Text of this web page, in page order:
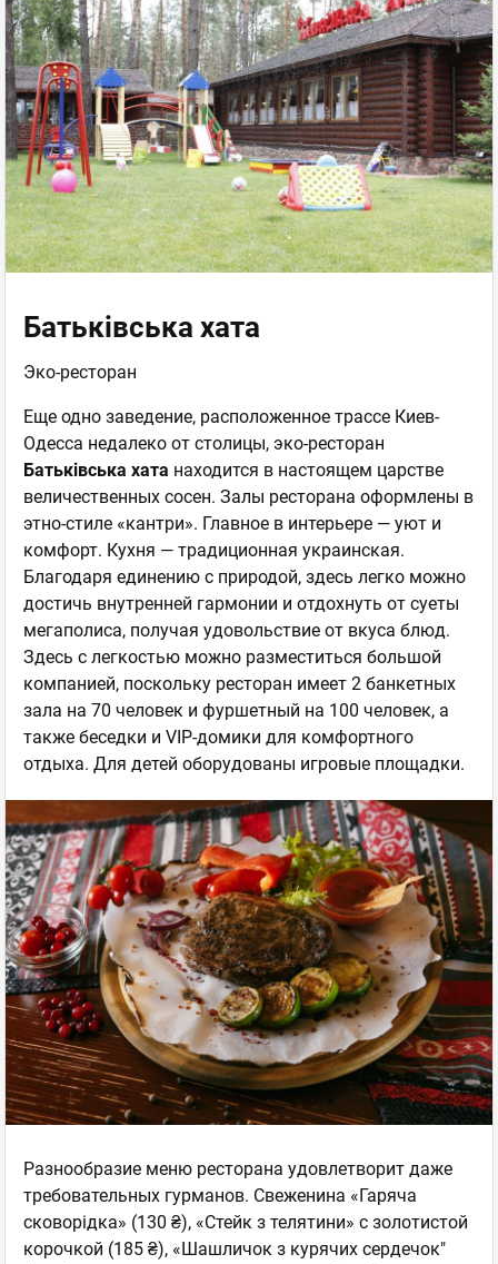
Батьківська хата
Эко-ресторан
Еще одно заведение, расположенное трассе Киев-
Одесса недалеко от столицы, эко-ресторан
Батьківська хата находится в настоящем царстве
величественных сосен. Залы ресторана оформлены в
этно-стиле «кантри». Главное в интерьере — уют и
комфорт. Кухня — традиционная украинская.
Благодаря единению с природой, здесь легко можно
достичь внутренней гармонии и отдохнуть от суеты
мегаполиса, получая удовольствие от вкуса блюд.
Здесь с легкостью можно разместиться большой
компанией, поскольку ресторан имеет 2 банкетных
зала на 70 человек и фуршетный на 100 человек, а
также беседки и VIP-домики для комфортного
отдыха. Для детей оборудованы игровые площадки.
Разнообразие меню ресторана удовлетворит даже
требовательных гурманов. Свеженина «Гаряча
сковорідка» (130 ₴), «Стейк з телятини» с золотистой
корочкой (185 ₴), «Шашличок з курячих сердечок"